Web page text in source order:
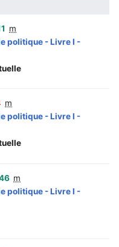
m
politique - Livre I -
m
politique - Livre I -
m
politique - Livre I -